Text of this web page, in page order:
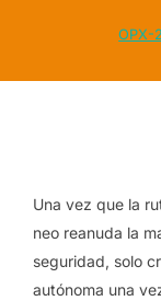
OPX-
Una vez que la
neo reanuda la
seguridad, solo
autónoma una